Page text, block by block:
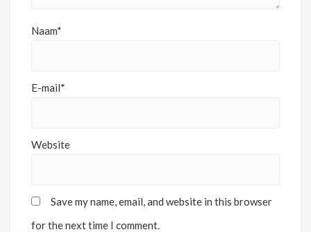
Naam*
E-mail*
Website
Save my name, email, and website in this browser
for the next time I comment.